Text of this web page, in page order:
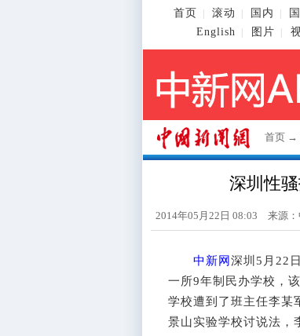
首页 滚动 国内
English
图片
首页 →
深圳性
2014年05月22日 08:03 来源：
中新网 深圳5月22
一所9年制民办学校，
学校遭到了班主任李某
景山实验学校讨说法，